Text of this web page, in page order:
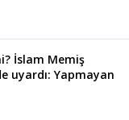
İslam Memiş
uyardı: Yapmayan